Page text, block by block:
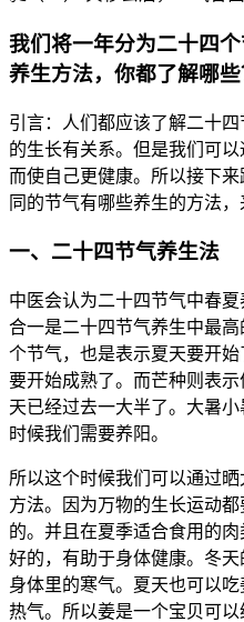
我们将一年分为二十四
养生方法，你都了解哪些
引言：人们都应该了解二十
的生长有关系。但是我们可
而使自己更健康。所以接下
同的节气有哪些养生的方法
一、二十四节气养生法
中医会认为二十四节气中春
合一是二十四节气养生中最
个节气，也是表示夏天要开
要开始成熟了。而芒种则表
天已经过去一大半了。大暑
时候我们需要养阳。
所以这个时候我们可以通过
方法。因为万物的生长运动
的。并且在夏季适合食用的
好的，有助于身体健康。冬
身体里的寒气。夏天也可以
热气。所以姜是一个宝贝可以